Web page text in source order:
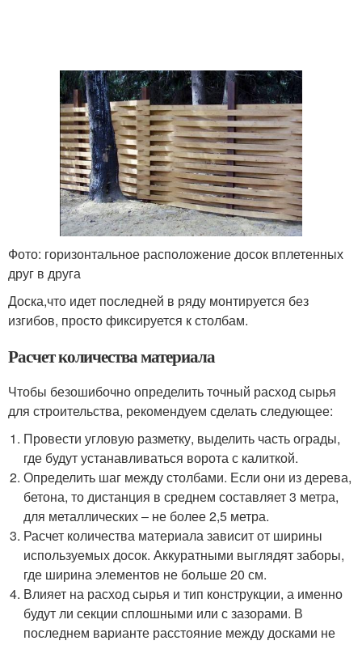
Фото: горизонтальное расположение досок вплетенных
друг в друга
Доска,что идет последней в ряду монтируется без
изгибов, просто фиксируется к столбам.
Расчет количества материала
Чтобы безошибочно определить точный расход сырья
для строительства, рекомендуем сделать следующее:
Провести угловую разметку, выделить часть ограды,
где будут устанавливаться ворота с калиткой.
Определить шаг между столбами. Если они из дерева,
бетона, то дистанция в среднем составляет 3 метра,
для металлических ‒ не более 2,5 метра.
Расчет количества материала зависит от ширины
используемых досок. Аккуратными выглядят заборы,
где ширина элементов не больше 20 см.
Влияет на расход сырья и тип конструкции, а именно
будут ли секции сплошными или с зазорами. В
последнем варианте расстояние между досками не